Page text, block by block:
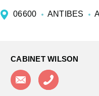
06600 ANTIBES
CABINET WILSON
Contacter l'agence